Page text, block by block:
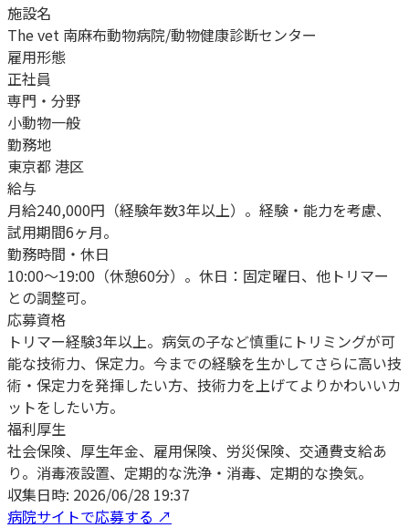
施設名
The vet 南麻布動物病院/動物健康診断センター
雇用形態
正社員
専門・分野
小動物一般
勤務地
東京都 港区
給与
月給240,000円（経験年数3年以上）。経験・能力を考慮、
試用期間6ヶ月。
勤務時間・休日
10:00～19:00（休憩60分）。休日：固定曜日、他トリマー
との調整可。
応募資格
トリマー経験3年以上。病気の子など慎重にトリミングが可
能な技術力、保定力。今までの経験を生かしてさらに高い技
術・保定力を発揮したい方、技術力を上げてよりかわいいカ
ットをしたい方。
福利厚生
社会保険、厚生年金、雇用保険、労災保険、交通費支給あ
り。消毒液設置、定期的な洗浄・消毒、定期的な換気。
収集日時: 2026/06/28 19:37
病院サイトで応募する ↗